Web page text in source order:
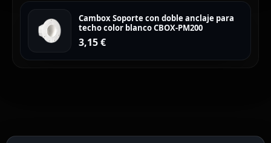
Cambox Soporte con doble anclaje para
techo color blanco CBOX-PM200
3,15€